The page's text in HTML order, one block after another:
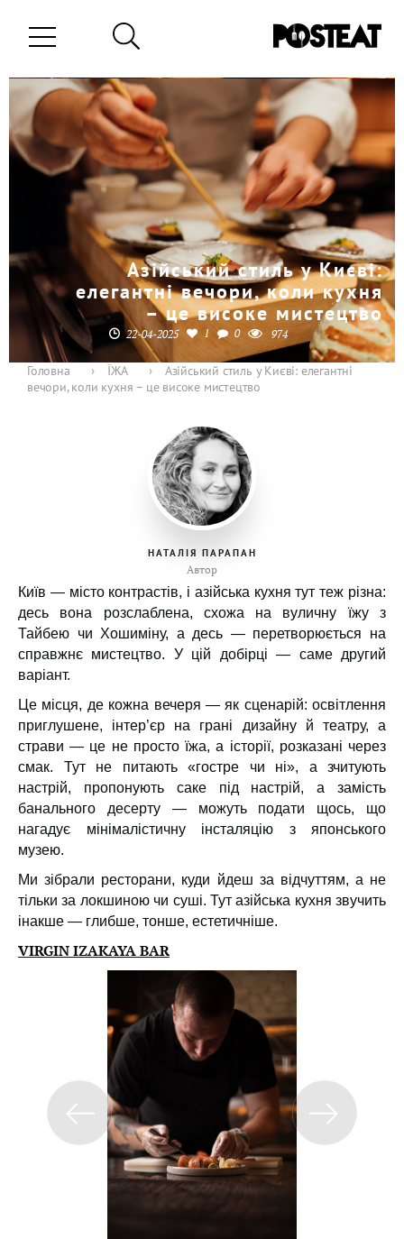
Азійський стиль у Києві:
елегантні вечори, коли кухня
– це високе мистецтво
22-04-2025 1 0 974
Головна › ЇЖА ›
Азійський стиль у Києві: елегантні
вечори, коли кухня – це високе мистецтво
НАТАЛІЯ ПАРАПАН
Автор
Київ — місто контрастів, і азійська кухня тут теж різна:
десь вона розслаблена, схожа на вуличну їжу з
Тайбею чи Хошиміну, а десь — перетворюється на
справжнє мистецтво. У цій добірці — саме другий
варіант.
Це місця, де кожна вечеря — як сценарій: освітлення
приглушене, інтер’єр на грані дизайну й театру, а
страви — це не просто їжа, а історії, розказані через
смак. Тут не питають «гостре чи ні», а зчитують
настрій, пропонують саке під настрій, а замість
банального десерту — можуть подати щось, що
нагадує мінімалістичну інсталяцію з японського
музею.
Ми зібрали ресторани, куди йдеш за відчуттям, а не
тільки за локшиною чи суші. Тут азійська кухня звучить
інакше — глибше, тонше, естетичніше.
VIRGIN IZAKAYA BAR